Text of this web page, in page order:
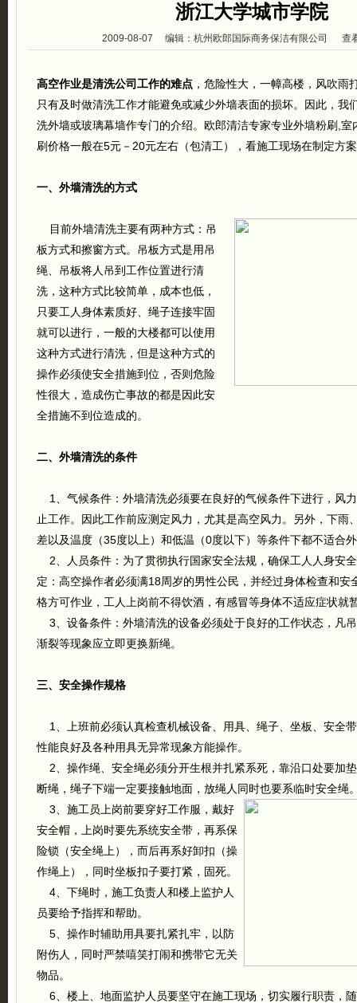
浙江大学城市学院
2009-08-07 编辑：杭州欧郎国际商务保洁有限公司 查
高空作业是清洗公司工作的难点 ，危险性大，一幛高楼，风吹雨
只有及时做清洗工作才能避免或减少外墙表面的损坏。因此，我
洗外墙或玻璃幕墙作专门的介绍。欧郎清洁专家专业外墙粉刷,室
刷价格一般在5元－20元左右（包清工），看施工现场在制定方
一、外墙清洗的方式
目前外墙清洗主要有两种方式：吊
板方式和擦窗方式。吊板方式是用吊
绳、吊板将人吊到工作位置进行清
洗，这种方式比较简单，成本也低，
只要工人身体素质好、绳子连接牢固
就可以进行，一般的大楼都可以使用
这种方式进行清洗，但是这种方式的
操作必须使安全措施到位，否则危险
性很大，造成伤亡事故的都是因此安
全措施不到位造成的。
二、外墙清洗的条件
1、气候条件：外墙清洗必须要在良好的气候条件下进行，风
止工作。因此工作前应测定风力，尤其是高空风力。另外，下雨
差以及温度（35度以上）和低温（0度以下）等条件下都不适合
2、人员条件：为了贯彻执行国家安全法规，确保工人人身安
定：高空操作者必须满18周岁的男性公民，并经过身体检查和安
格方可作业，工人上岗前不得饮酒，有感冒等身体不适应症状就
3、设备条件：外墙清洗的设备必须处于良好的工作状态，凡
渐裂等现象应立即更换新绳。
三、安全操作规格
1、上班前必须认真检查机械设备、用具、绳子、坐板、安全
性能良好及各种用具无异常现象方能操作。
2、操作绳、安全绳必须分开生根并扎紧系死，靠沿口处要加
断绳，绳子下端一定要接触地面，放绳人同时也要系临时安全绳
3、施工员上岗前要穿好工作服，戴好
安全帽，上岗时要先系统安全带，再系保
险锁（安全绳上），而后再系好卸扣（操
作绳上），同时坐板扣子要打紧，固死。
4、下绳时，施工负责人和楼上监护人
员要给予指挥和帮助。
5、操作时辅助用具要扎紧扎牢，以防
附伤人，同时严禁嘻笑打闹和携带它无关
物品。
6、楼上、地面监护人员要坚守在施工现场，切实履行职责，